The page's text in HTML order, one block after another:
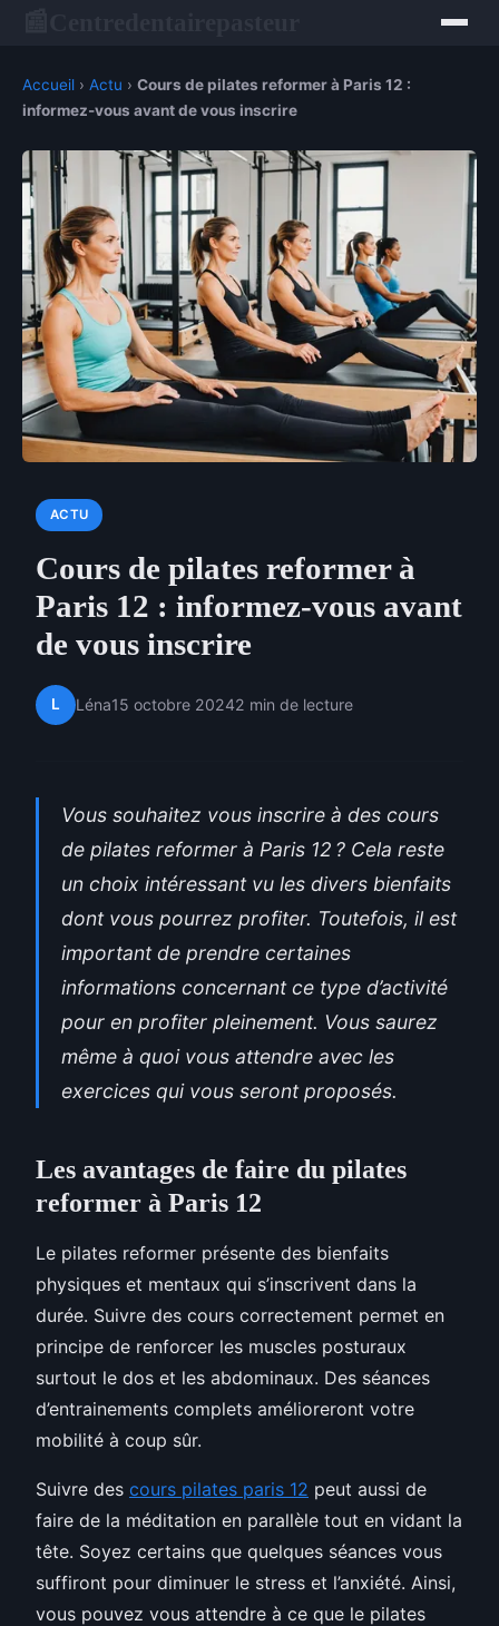
Accueil › Actu › Cours de pilates reformer à Paris 12 :
informez-vous avant de vous inscrire
ACTU
Cours de pilates reformer à
Paris 12 : informez-vous avant
de vous inscrire
L Léna15 octobre 20242 min de lecture
Vous souhaitez vous inscrire à des cours
de pilates reformer à Paris 12 ? Cela reste
un choix intéressant vu les divers bienfaits
dont vous pourrez profiter. Toutefois, il est
important de prendre certaines
informations concernant ce type d’activité
pour en profiter pleinement. Vous saurez
même à quoi vous attendre avec les
exercices qui vous seront proposés.
Les avantages de faire du pilates
reformer à Paris 12
Le pilates reformer présente des bienfaits
physiques et mentaux qui s’inscrivent dans la
durée. Suivre des cours correctement permet en
principe de renforcer les muscles posturaux
surtout le dos et les abdominaux. Des séances
d’entrainements complets amélioreront votre
mobilité à coup sûr.
Suivre des cours pilates paris 12 peut aussi de
faire de la méditation en parallèle tout en vidant la
tête. Soyez certains que quelques séances vous
suffiront pour diminuer le stress et l’anxiété. Ainsi,
vous pouvez vous attendre à ce que le pilates